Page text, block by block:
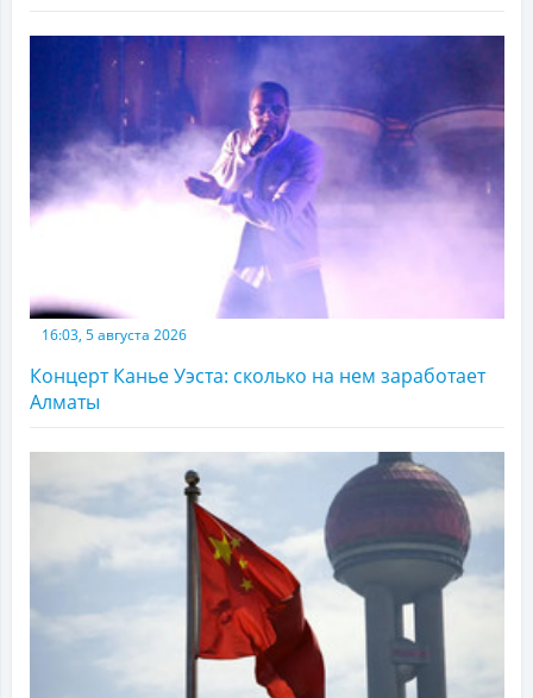
16:03, 5 августа 2026
Концерт Канье Уэста: сколько на нем заработает
Алматы